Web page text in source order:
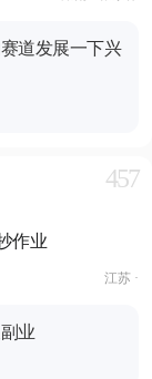
道发展一下兴
457
作业
江苏 ·
业